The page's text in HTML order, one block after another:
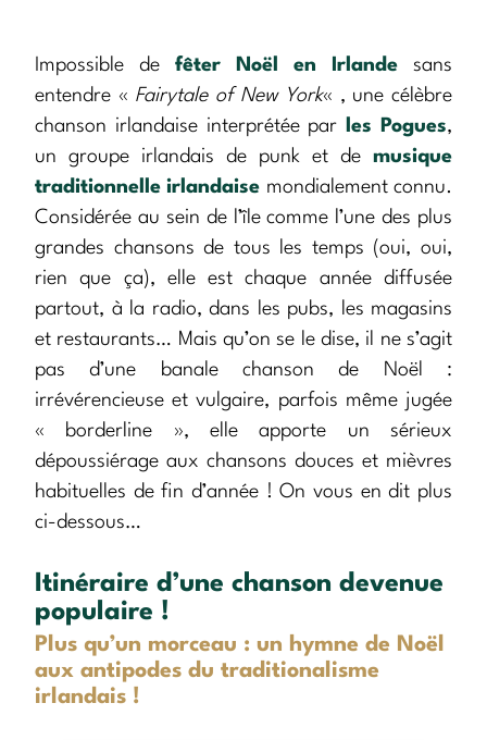
Impossible de fêter Noël en Irlande sans
entendre « Fairytale of New York« , une célèbre
chanson irlandaise interprétée par
les Pogues,
un groupe irlandais de punk et de musique
traditionnelle irlandaise mondialement connu.
Considérée au sein de l’île comme l’une des plus
grandes chansons de tous les temps (oui, oui,
rien que ça), elle est chaque année diffusée
partout, à la radio, dans les pubs, les magasins
et restaurants… Mais qu’on se le dise, il ne s’agit
pas d’une banale chanson de Noël :
irrévérencieuse et vulgaire, parfois même jugée
« borderline », elle apporte un sérieux
dépoussiérage aux chansons douces et mièvres
habituelles de fin d’année ! On vous en dit plus
ci-dessous…
Itinéraire d’une chanson devenue
populaire !
Plus qu’un morceau : un hymne de Noël
aux antipodes du traditionalisme
irlandais !